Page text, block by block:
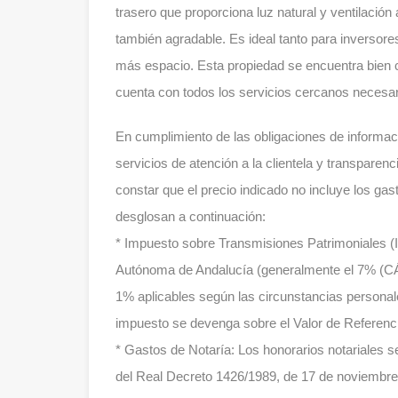
trasero que proporciona luz natural y
también agradable. Es ideal tanto para
más espacio. Esta propiedad se encuentra
cuenta con todos los servicios cercanos
En cumplimiento de las obligaciones de
servicios de atención a la clientela y
constar que el precio indicado no incluye los
desglosan a continuación:
* Impuesto sobre Transmisiones Patrimoniales
Autónoma de Andalucía (generalmente el 7%
1% aplicables según las circunstancias
impuesto se devenga sobre el Valor de
* Gastos de Notaría: Los honorarios notariales
del Real Decreto 1426/1989, de 17 de